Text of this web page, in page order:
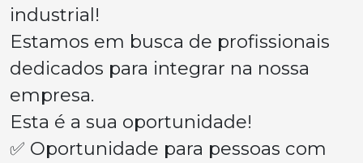
industrial!
Estamos em busca de profissionais
dedicados para integrar na nossa
empresa.
Esta é a sua oportunidade!
✅ Oportunidade para pessoas com